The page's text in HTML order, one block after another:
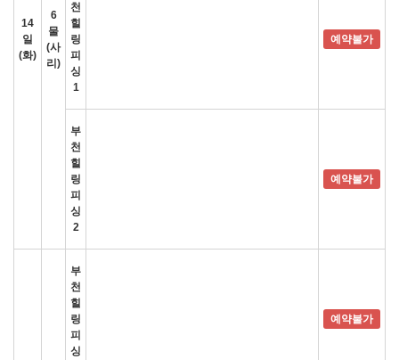
14
일
(화)
6
물
(사
리)
천
힐
링
피
싱
1
예약불가
부
천
힐
링
피
싱
2
예약불가
부
천
힐
링
피
싱
예약불가